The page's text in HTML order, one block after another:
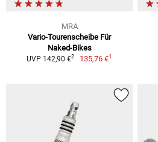
MRA
Vario-Tourenscheibe Für
Naked-Bikes
UVP 142,90 €2 135,76 €1